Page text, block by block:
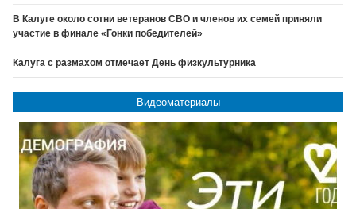
В Калуге около сотни ветеранов СВО и членов их семей приняли
участие в финале «Гонки победителей»
Калуга с размахом отмечает День физкультурника
Видеоматериалы